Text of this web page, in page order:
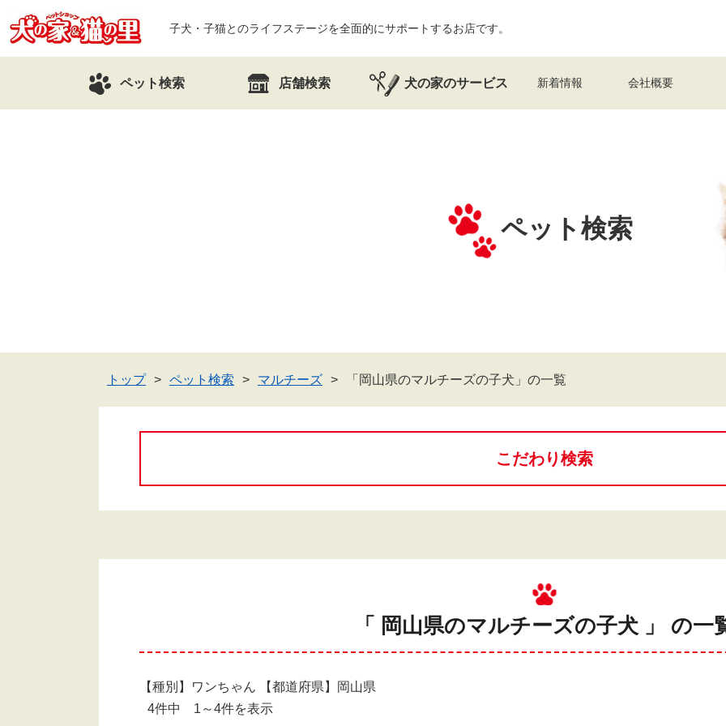
子犬・子猫とのライフステージを全面的にサポートするお店です。
ペット検索 店舗検索 犬の家のサービス 新着情報 会社概要
ペット検索
トップ ペット検索 マルチーズ 「岡山県のマルチーズの子犬」の一覧
こだわり検索
「 岡山県のマルチーズの子犬 」 の一
【種別】ワンちゃん 【都道府県】岡山県
4件中 1～4件を表示